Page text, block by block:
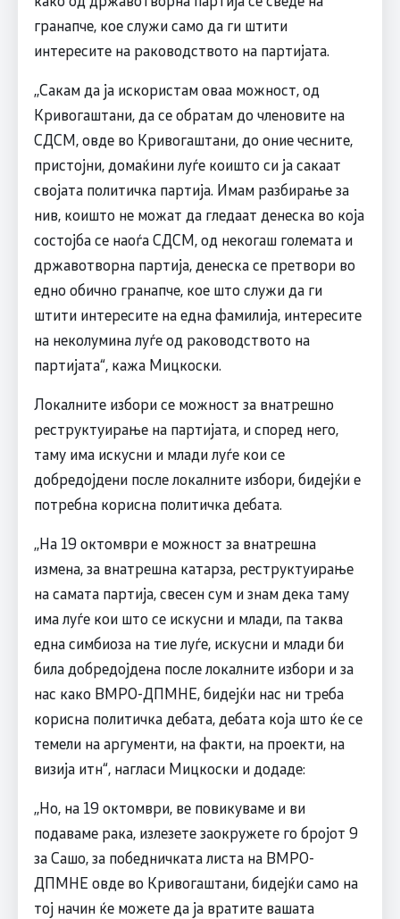
гранапче, кое служи само да ги штити
интересите на раководството на партијата.
,,Сакам да ја искористам оваа можност, од
Кривогаштани, да се обратам до членовите на
СДСМ, овде во Кривогаштани, до оние чесните,
пристојни, домаќини луѓе коишто си ја сакаат
својата политичка партија. Имам разбирање за
нив, коишто не можат да гледаат денеска во која
состојба се наоѓа СДСМ, од некогаш големата и
државотворна партија, денеска се претвори во
едно обично гранапче, кое што служи да ги
штити интересите на една фамилија, интересите
на неколумина луѓе од раководството на
партијата“, кажа Мицкоски.
Локалните избори се можност за внатрешно
реструктуирање на партијата, и според него,
таму има искусни и млади луѓе кои се
добредојдени после локалните избори, бидејќи е
потребна корисна политичка дебата.
,,На 19 октомври е можност за внатрешна
измена, за внатрешна катарза, реструктуирање
на самата партија, свесен сум и знам дека таму
има луѓе кои што се искусни и млади, па таква
една симбиоза на тие луѓе, искусни и млади би
била добредојдена после локалните избори и за
нас како ВМРО-ДПМНЕ, бидејќи нас ни треба
корисна политичка дебата, дебата која што ќе се
темели на аргументи, на факти, на проекти, на
визија итн“, нагласи Мицкоски и додаде:
,,Но, на 19 октомври, ве повикуваме и ви
подаваме рака, излезете заокружете го бројот 9
за Сашо, за победничката листа на ВМРО-
ДПМНЕ овде во Кривогаштани, бидејќи само на
тој начин ќе можете да ја вратите вашата